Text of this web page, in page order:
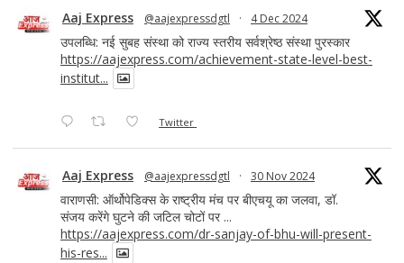
Aaj Express @aajexpressdgtl · 4 Dec 2024
उपलब्धि: नई सुबह संस्था को राज्य स्तरीय सर्वश्रेष्ठ संस्था पुरस्कार
https://aajexpress.com/achievement-state-level-best-
institut...
Twitter
Aaj Express @aajexpressdgtl · 30 Nov 2024
वाराणसी: ऑर्थोपेडिक्स के राष्ट्रीय मंच पर बीएचयू का जलवा, डॉ.
संजय करेंगे घुटने की जटिल चोटों पर ...
https://aajexpress.com/dr-sanjay-of-bhu-will-present-
his-res...